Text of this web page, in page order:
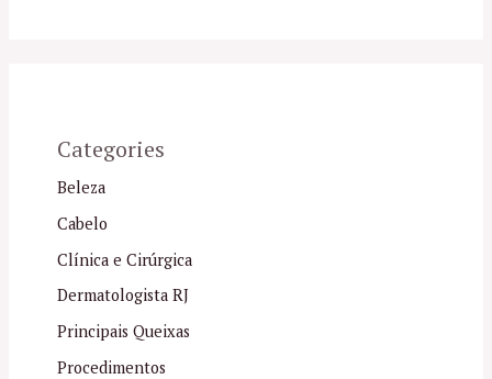
Categories
Beleza
Cabelo
Clínica e Cirúrgica
Dermatologista RJ
Principais Queixas
Procedimentos